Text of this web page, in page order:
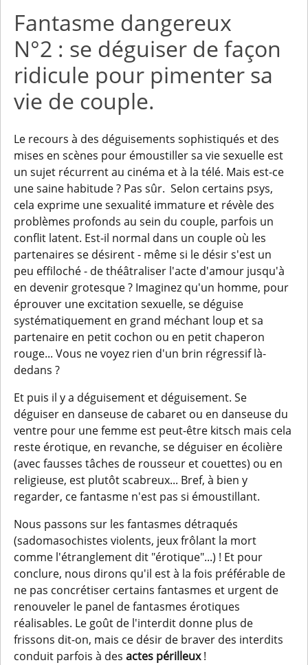
Fantasme dangereux
N°2 : se déguiser de façon
ridicule pour pimenter sa
vie de couple.
Le recours à des déguisements sophistiqués et des
mises en scènes pour émoustiller sa vie sexuelle est
un sujet récurrent au cinéma et à la télé. Mais est-ce
une saine habitude ? Pas sûr. Selon certains psys,
cela exprime une sexualité immature et révèle des
problèmes profonds au sein du couple, parfois un
conflit latent. Est-il normal dans un couple où les
partenaires se désirent - même si le désir s'est un
peu effiloché - de théâtraliser l'acte d'amour jusqu'à
en devenir grotesque ? Imaginez qu'un homme, pour
éprouver une excitation sexuelle, se déguise
systématiquement en grand méchant loup et sa
partenaire en petit cochon ou en petit chaperon
rouge... Vous ne voyez rien d'un brin régressif là-
dedans ?
Et puis il y a déguisement et déguisement. Se
déguiser en danseuse de cabaret ou en danseuse du
ventre pour une femme est peut-être kitsch mais cela
reste érotique, en revanche, se déguiser en écolière
(avec fausses tâches de rousseur et couettes) ou en
religieuse, est plutôt scabreux... Bref, à bien y
regarder, ce fantasme n'est pas si émoustillant.
Nous passons sur les fantasmes détraqués
(sadomasochistes violents, jeux frôlant la mort
comme l'étranglement dit "érotique"...) ! Et pour
conclure, nous dirons qu'il est à la fois préférable de
ne pas concrétiser certains fantasmes et urgent de
renouveler le panel de fantasmes érotiques
réalisables. Le goût de l'interdit donne plus de
frissons dit-on, mais ce désir de braver des interdits
conduit parfois à desactes périlleux!